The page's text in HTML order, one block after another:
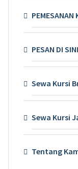
PEMESANAN
PESAN DI SINI
Sewa Kursi
Sewa Kursi
Tentang